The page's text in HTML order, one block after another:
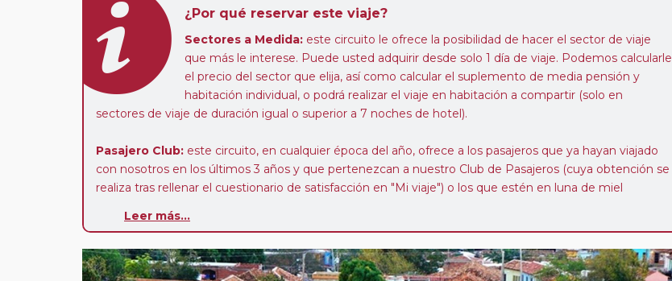
¿Por qué reservar este viaje?
Sectores a Medida: este circuito le ofrece la posibilidad de hacer el sector de viaje
que más le interese. Puede usted adquirir desde solo 1 día de viaje. Podemos calcularle
el precio del sector que elija, así como calcular el suplemento de media pensión y
habitación individual, o podrá realizar el viaje en habitación a compartir (solo en
sectores de viaje de duración igual o superior a 7 noches de hotel).
Pasajero Club: este circuito, en cualquier época del año, ofrece a los pasajeros que ya hayan viajado
con nosotros en los últimos 3 años y que pertenezcan a nuestro Club de Pasajeros (cuya obtención se
realiza tras rellenar el cuestionario de satisfacción en "Mi viaje") o los que estén en luna de miel
Leer más...